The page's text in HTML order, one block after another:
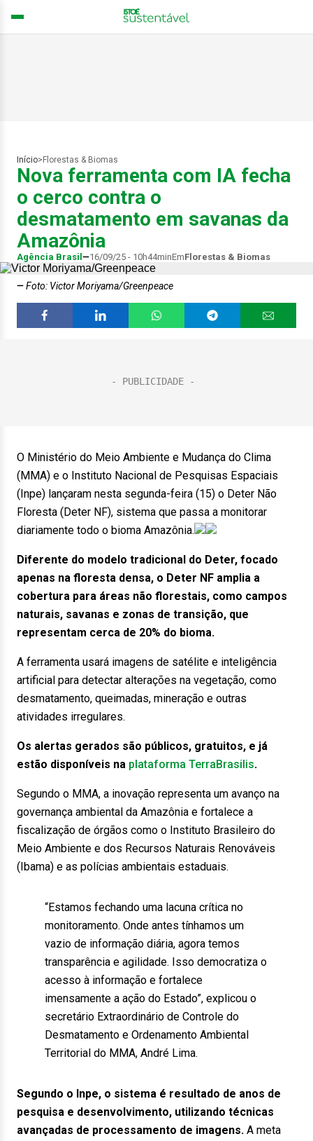
Início> Florestas & Biomas
Nova ferramenta com IA fecha
o cerco contra o
desmatamento em savanas da
Amazônia
Agência Brasil 16/09/25 - 10h44minEmFlorestas & Biomas
Foto: Victor Moriyama/Greenpeace
O Ministério do Meio Ambiente e Mudança do Clima
(MMA) e o Instituto Nacional de Pesquisas Espaciais
(Inpe) lançaram nesta segunda-feira (15) o Deter Não
Floresta (Deter NF), sistema que passa a monitorar
diariamente todo o bioma Amazônia.
Diferente do modelo tradicional do Deter, focado
apenas na floresta densa, o Deter NF amplia a
cobertura para áreas não florestais, como campos
naturais, savanas e zonas de transição, que
representam cerca de 20% do bioma.
A ferramenta usará imagens de satélite e inteligência
artificial para detectar alterações na vegetação, como
desmatamento, queimadas, mineração e outras
atividades irregulares.
Os alertas gerados são públicos, gratuitos, e já
estão disponíveis na plataforma TerraBrasilis.
Segundo o MMA, a inovação representa um avanço na
governança ambiental da Amazônia e fortalece a
fiscalização de órgãos como o Instituto Brasileiro do
Meio Ambiente e dos Recursos Naturais Renováveis
(Ibama) e as polícias ambientais estaduais.
“Estamos fechando uma lacuna crítica no
monitoramento. Onde antes tínhamos um
vazio de informação diária, agora temos
transparência e agilidade. Isso democratiza o
acesso à informação e fortalece
imensamente a ação do Estado”, explicou o
secretário Extraordinário de Controle do
Desmatamento e Ordenamento Ambiental
Territorial do MMA, André Lima.
Segundo o Inpe, o sistema é resultado de anos de
pesquisa e desenvolvimento, utilizando técnicas
avançadas de processamento de imagens. A meta